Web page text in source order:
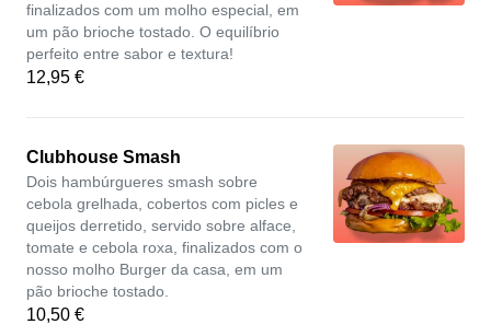
finalizados com um molho especial, em
um pão brioche tostado. O equilíbrio
perfeito entre sabor e textura!
12,95 €
Clubhouse Smash
Dois hambúrgueres smash sobre
cebola grelhada, cobertos com picles e
queijos derretido, servido sobre alface,
tomate e cebola roxa, finalizados com o
nosso molho Burger da casa, em um
pão brioche tostado.
10,50 €